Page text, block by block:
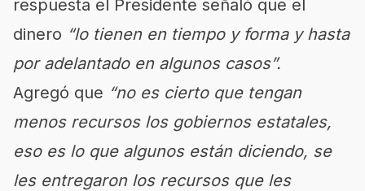
respuesta el Presidente señaló que el
dinero “lo tienen en tiempo y forma y hasta
por adelantado en algunos casos”.
Agregó que “no es cierto que tengan
menos recursos los gobiernos estatales,
eso es lo que algunos están diciendo, se
les entregaron los recursos que les